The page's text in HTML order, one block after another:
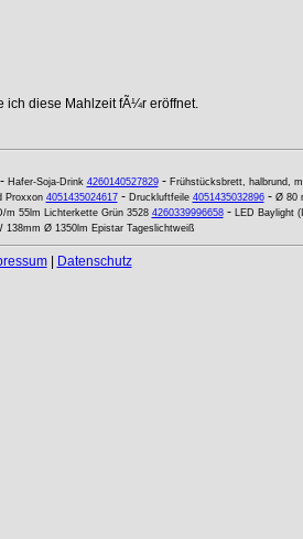
ich diese Mahlzeit fÃ¼r eröffnet.
Hafer-Soja-Drink 4260140527829- Frühstücksbrett, halbrund,
Proxxon 4051435024617- Druckluftfeile 4051435032896- Ø 80
m 55lm Lichterkette Grün 3528 4260339996658- LED Baylight
138mm Ø 1350lm Epistar Tageslichtweiß
| Datenschutz